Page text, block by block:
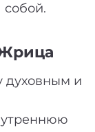
собой.
духовным и